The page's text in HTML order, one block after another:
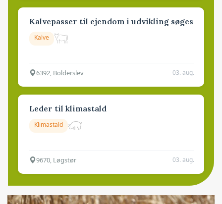
Kalvepasser til ejendom i udvikling søges
Kalve
6392, Bolderslev 03. aug.
Leder til klimastald
Klimastald
9670, Løgstør 03. aug.